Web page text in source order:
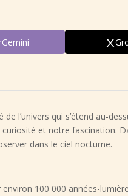
Gemini
l’univers qui s’étend au-
et notre fascination.
dans le ciel nocturne.
100 000 années-